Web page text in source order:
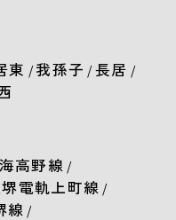
東 / 我孫子 / 長居 /
高野線 /
電軌上町線 /
線 /